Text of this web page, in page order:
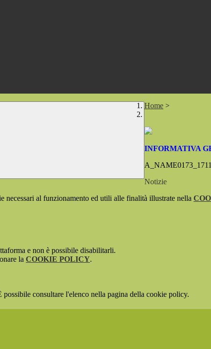
Home >
INFORMATIVA
Notizie
al funzionamento ed utili alle finalità illustrate nella
e non è possibile disabilitarli.
la COOKIE POLICY.
consultare l'elenco nella pagina della cookie policy.